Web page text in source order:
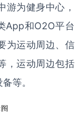
游为健身中心，
App和O2O平台
为运动周边、信
，运动周边包括
等。